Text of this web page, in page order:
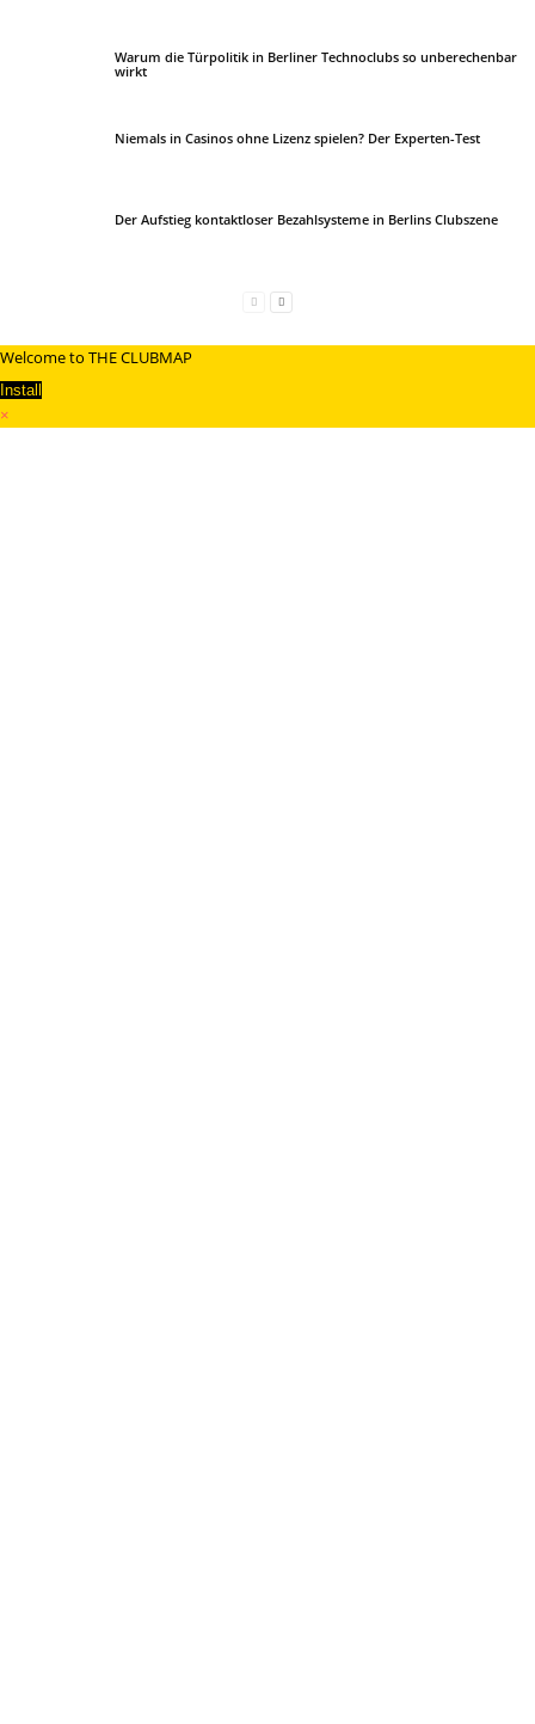
Warum die Türpolitik in Berliner Technoclubs so unberechenbar
wirkt
Niemals in Casinos ohne Lizenz spielen? Der Experten-Test
Der Aufstieg kontaktloser Bezahlsysteme in Berlins Clubszene
Welcome to THE CLUBMAP
Install
×